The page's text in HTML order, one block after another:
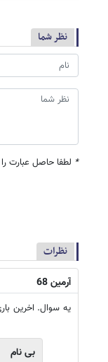
نظر شما
* لطفا حاصل عبارت
نظرات
آرمین 68
یه سوال. اخرین
بی نام